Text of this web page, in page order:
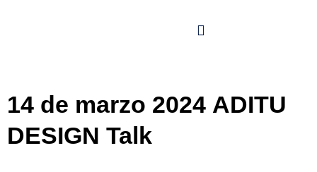
14 de marzo 2024 ADITU
DESIGN Talk